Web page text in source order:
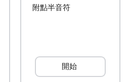
附點半音符
開始